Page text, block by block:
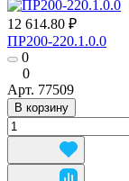
12 614.80 ₽
ПР200-220.1.0.0
0
0
Арт. 77509
В корзину